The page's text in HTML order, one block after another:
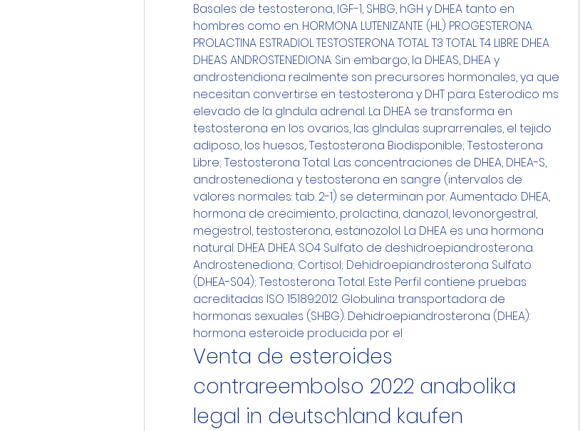
Basales de testosterona, IGF-1, SHBG, hGH y DHEA tanto en
hombres como en. HORMONA LUTENIZANTE (HL) PROGESTERONA
PROLACTINA ESTRADIOL TESTOSTERONA TOTAL. T3 TOTAL T4 LIBRE DHEA
DHEAS ANDROSTENEDIONA. Sin embargo, la DHEAS, DHEA y
androstendiona realmente son precursores hormonales, ya que
necesitan convertirse en testosterona y DHT para. Esterodico ms
elevado de la glndula adrenal. La DHEA se transforma en
testosterona en los ovarios, las glndulas suprarrenales, el tejido
adiposo, los huesos,. Testosterona Biodisponible; Testosterona
Libre; Testosterona Total. Las concentraciones de DHEA, DHEA-S,
androstenediona y testosterona en sangre (intervalos de
valores normales: tab. 2-1) se determinan por. Aumentado: DHEA,
hormona de crecimiento, prolactina, danazol, levonorgestral,
megestrol, testosterona, estanozolol. La DHEA es una hormona
natural. DHEA DHEA SO4 Sulfato de deshidroepiandrosterona.
Androstenediona; Cortisol; Dehidroepiandrosterona Sulfato
(DHEA-S04); Testosterona Total. Este Perfil contiene pruebas
acreditadas ISO 15189:2012. Globulina transportadora de
hormonas sexuales (SHBG). Dehidroepiandrosterona (DHEA):
hormona esteroide producida por el
Venta de esteroides
contrareembolso 2022 anabolika
legal in deutschland kaufen